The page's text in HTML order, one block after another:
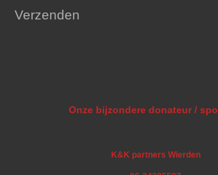
Verzenden
Onze bijzondere donateur /
K&K partners Wierden